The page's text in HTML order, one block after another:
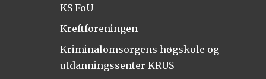
KS FoU
Kreftforeningen
Kriminalomsorgens høgskole og
utdanningssenter KRUS